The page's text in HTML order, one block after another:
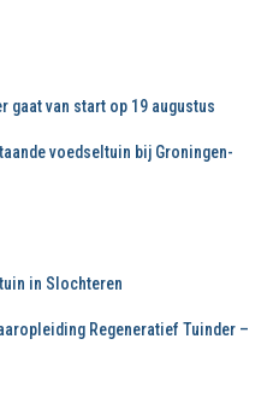
gaat van start op 19 augustus
voedseltuin bij Groningen-
in Slochteren
Regeneratief Tuinder –